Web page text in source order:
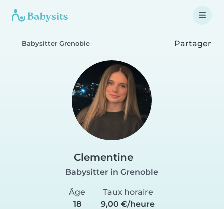
Babysitter Grenoble Partager
Clementine
Babysitter in Grenoble
Âge
18
Taux horaire
9,00 €/heure